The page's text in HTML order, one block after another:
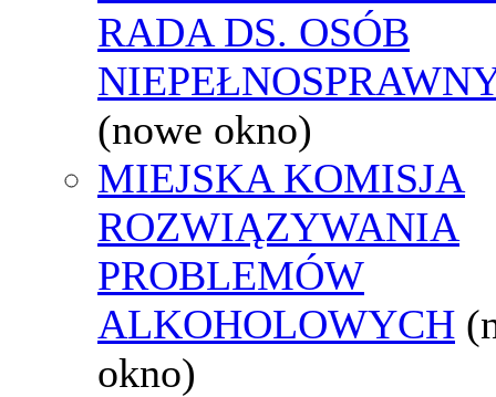
RADA DS. OSÓB
(nowe okno)
MIEJSKA KOMISJA
ROZWIĄZYWANIA
PROBLEMÓW
ALKOHOLOWYCH
okno)